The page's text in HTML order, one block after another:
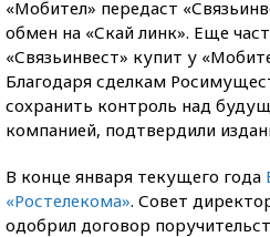
«Мобител» передаст
обмен на «Скай линк». Еще
«Связьинвест» купит у
Благодаря сделкам
сохранить контроль над
компанией, подтвердили
В конце января текущего года
«Ростелекома». Совет
одобрил договор